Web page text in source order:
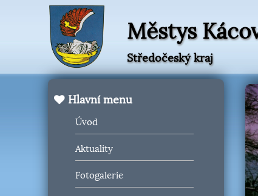
Městys
Středočeský kraj
Hlavní menu
Úvod
Aktuality
Fotogalerie